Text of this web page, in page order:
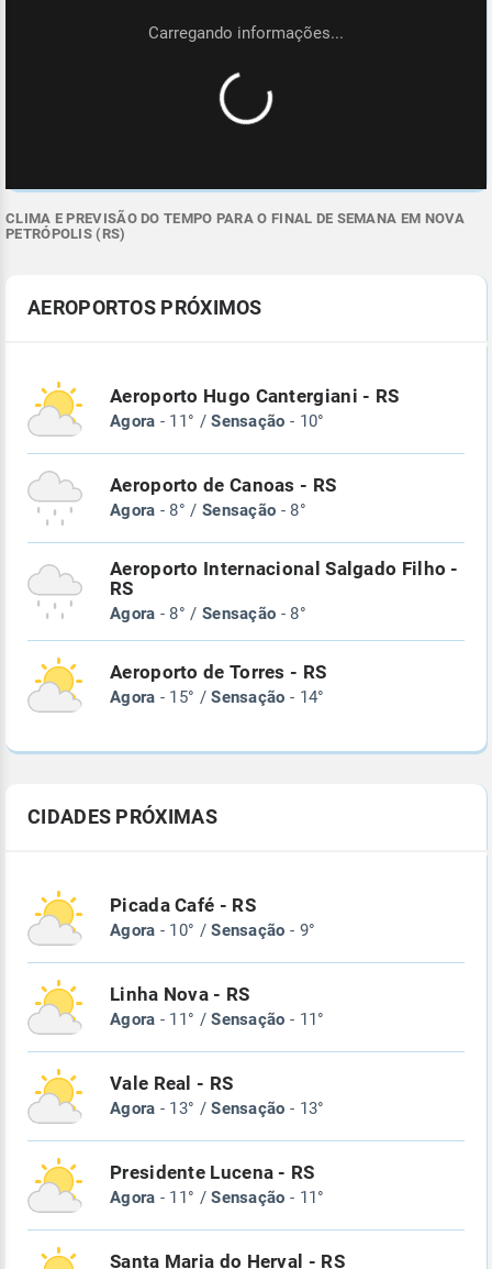
CLIMA E PREVISÃO DO TEMPO PARA O FINAL DE SEMANA EM NOVA
PETRÓPOLIS (RS)
AEROPORTOS PRÓXIMOS
Aeroporto Hugo Cantergiani - RS
Agora - 11° /Sensação - 10°
Aeroporto de Canoas - RS
Agora - 8° / Sensação - 8°
Aeroporto Internacional Salgado Filho -
RS
Agora - 8° / Sensação - 8°
Aeroporto de Torres - RS
Agora - 15° /Sensação - 14°
CIDADES PRÓXIMAS
Picada Café - RS
Agora - 10° /Sensação - 9°
Linha Nova - RS
Agora - 11° /Sensação - 11°
Vale Real - RS
Agora - 13° /Sensação - 13°
Presidente Lucena - RS
Agora - 11° /Sensação - 11°
Santa Maria do Herval - RS